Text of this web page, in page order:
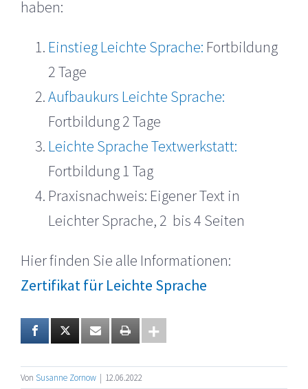
haben:
Einstieg Leichte Sprache: Fortbildung
2 Tage
Aufbaukurs Leichte Sprache:
Fortbildung 2 Tage
Leichte Sprache Textwerkstatt:
Fortbildung 1 Tag
Praxisnachweis: Eigener Text in
Leichter Sprache, 2 bis 4 Seiten
Hier finden Sie alle Informationen:
Zertifikat für Leichte Sprache
Von Susanne Zornow | 12.06.2022